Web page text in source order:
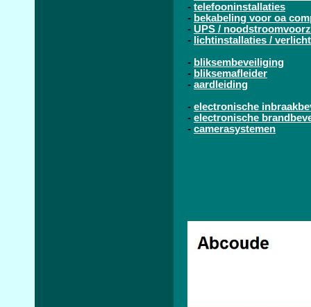
- telefooninstallaties
- bekabeling voor oa
- UPS /
- lichtinstallaties /
- bliksembeveiliging
- bliksemafleider
- aardleiding
- electronische
- electronische
- camerasystemen